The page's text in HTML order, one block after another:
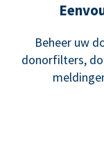
Beheer uw
donorfilters,